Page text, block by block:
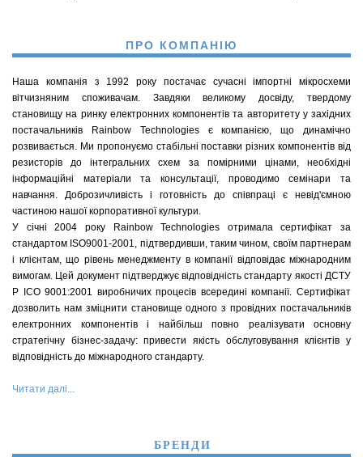
ПРО КОМПАНІЮ
Наша компанія з 1992 року постачає сучасні імпортні мікросхеми
вітчизняним споживачам. Завдяки великому досвіду, твердому
становищу на ринку електронних компонентів та авторитету у західних
постачальників Rainbow Technologies є компанією, що динамічно
розвивається. Ми пропонуємо стабільні поставки різних компонентів від
резисторів до інтегральних схем за помірними цінами, необхідні
інформаційні матеріали та консультації, проводимо семінари та
навчання. Доброзичливість і готовність до співпраці є невід'ємною
частиною нашої корпоративної культури.
У січні 2004 року Rainbow Technologies отримала сертифікат за
стандартом ISO9001-2001, підтвердивши, таким чином, своїм партнерам
і клієнтам, що рівень менеджменту в компанії відповідає міжнародним
вимогам. Цей документ підтверджує відповідність стандарту якості ДСТУ
Р ІСО 9001:2001 виробничих процесів всередині компанії. Сертифікат
дозволить нам зміцнити становище одного з провідних постачальників
електронних компонентів і найбільш повно реалізувати основну
стратегічну бізнес-задачу: привести якість обслуговування клієнтів у
відповідність до міжнародного стандарту.
Читати далі...
БРЕНДИ